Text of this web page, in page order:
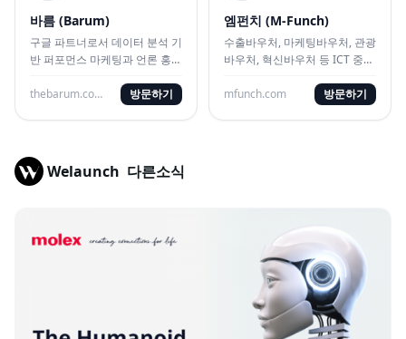
바름 (Barum)
구글 파트너로서 데이터 분석 기
반 퍼포먼스 마케팅과 언론 홍보
thebarum.co.kr
방문하기
엠펀치 (M-Funch)
수출바우처, 마케팅바우처, 관광
바우처, 혁신바우처 등 ICT 중심
mfunch.com
방문하기
Welaunch 다른소식